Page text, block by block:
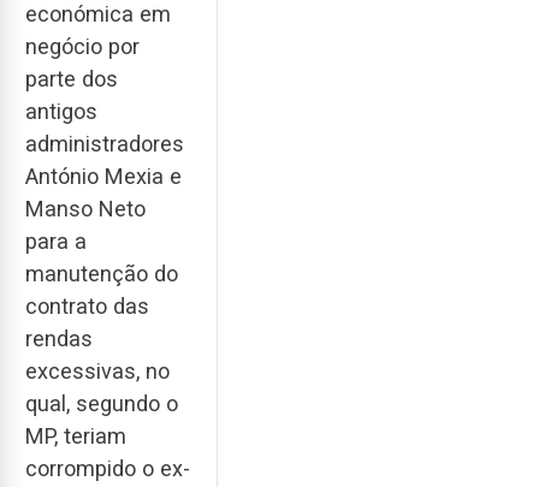
económica em
negócio por
parte dos
antigos
administradores
António Mexia e
Manso Neto
para a
manutenção do
contrato das
rendas
excessivas, no
qual, segundo o
MP, teriam
corrompido o ex-